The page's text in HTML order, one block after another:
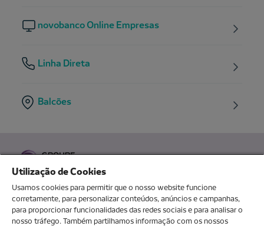
novobanco Online Empresas
Linha Direta
Balcões
O meu novo banco
Utilização de Cookies
Usamos cookies para permitir que o nosso website funcione
corretamente, para personalizar conteúdos, anúncios e campanhas,
para proporcionar funcionalidades das redes sociais e para analisar o
nosso tráfego. Também partilhamos informação com os nossos